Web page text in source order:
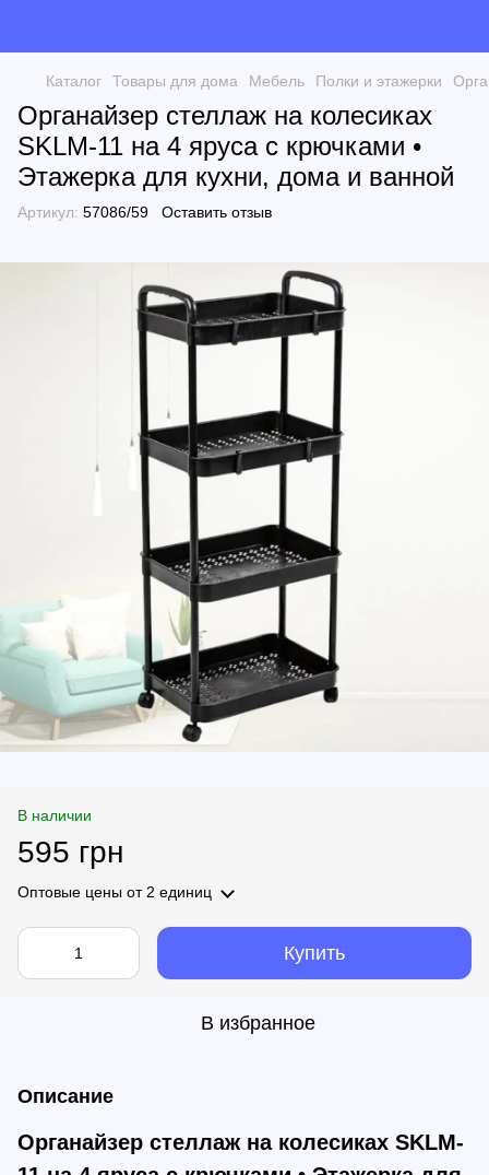
Каталог Товары для дома Мебель Полки и этажерки
Органайзер стеллаж на колесиках
SKLM-11 на 4 яруса с крючками •
Этажерка для кухни, дома и ванной
Артикул: 57086/59 Оставить отзыв
В наличии
595 грн
Оптовые цены от 2 единиц
Купить
В избранное
Описание
Органайзер стеллаж на колесиках SKLM-